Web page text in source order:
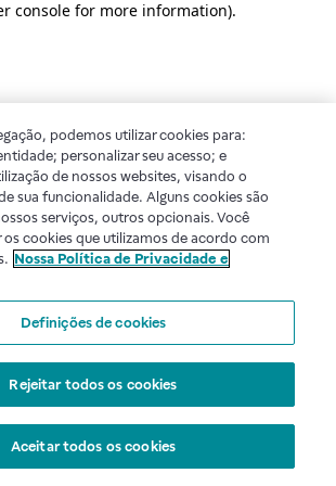
console for more information).
podemos utilizar cookies para:
personalizar seu acesso; e
de nossos websites, visando o
sua funcionalidade. Alguns cookies são
serviços, outros opcionais. Você
os cookies que utilizamos de acordo com
Nossa Política de Privacidade e
Definições de cookies
Rejeitar todos os cookies
Aceitar todos os cookies